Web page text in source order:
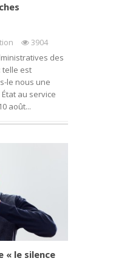
3904
des
telle est
le nous une
au service
août...
« le silence